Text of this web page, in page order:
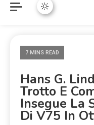
7 MINS READ
Hans G.
Trotto E
Insegue La
Di V75 In